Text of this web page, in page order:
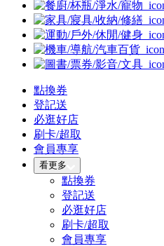
點換券
登記送
必逛好店
刷卡/超取
會員專享
看更多
點換券
登記送
必逛好店
刷卡/超取
會員專享